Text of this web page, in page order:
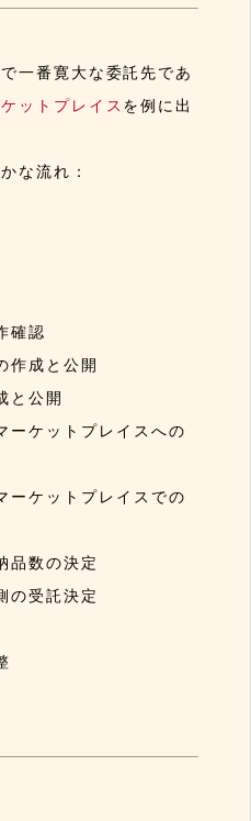
一番寛大な委託先であ
ットプレイス を例に出
な流れ：
確認
作成と公開
と公開
ーケットプレイスへの
ーケットプレイスでの
品数の決定
の受託決定